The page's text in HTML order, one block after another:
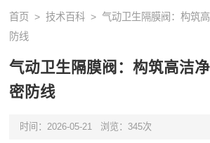
首页 >技术百科 > 气动卫生隔膜阀：构筑
防线
气动卫生隔膜阀：构筑高洁
密防线
时间：2026-05-21 浏览：345次